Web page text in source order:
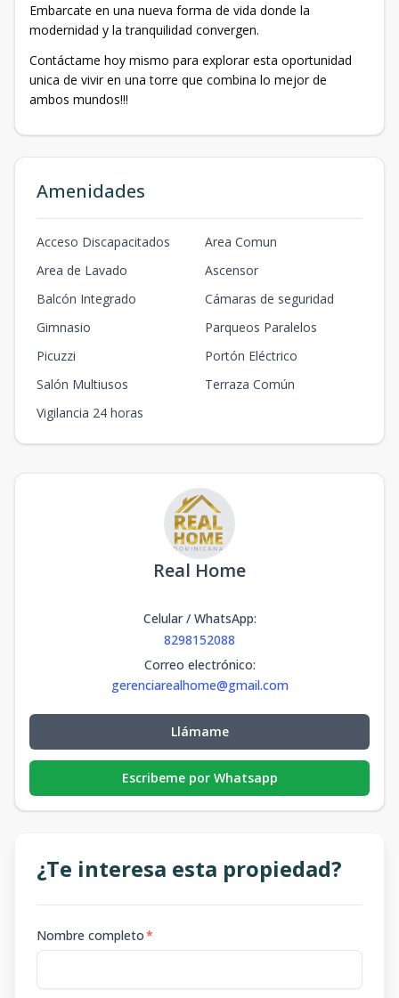
Embarcate en una nueva forma de vida donde la
modernidad y la tranquilidad convergen.
Contáctame hoy mismo para explorar esta oportunidad
unica de vivir en una torre que combina lo mejor de
ambos mundos!!!
Amenidades
Acceso Discapacitados
Area Comun
Area de Lavado
Ascensor
Balcón Integrado
Cámaras de seguridad
Gimnasio
Parqueos Paralelos
Picuzzi
Portón Eléctrico
Salón Multiusos
Terraza Común
Vigilancia 24 horas
Real Home
Celular / WhatsApp:
8298152088
Correo electrónico:
gerenciarealhome@gmail.com
Llámame
Escribeme por Whatsapp
¿Te interesa esta propiedad?
Nombre completo*